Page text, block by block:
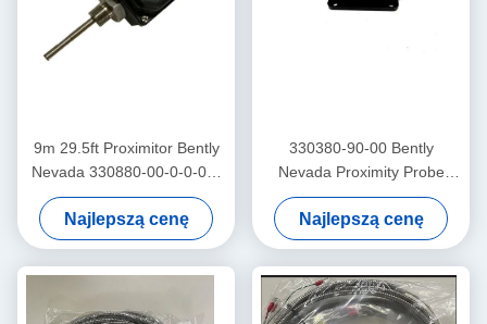
9m 29.5ft Proximitor Bently
Nevada 330880-00-0-0-03-
02 PROXPAC Proximity
Transducer
Najlepszą cenę
330380-90-00 Bently
Nevada Proximity Probe
3300 XL
Wysokotemperaturowy
czujnik bliskości
Najlepszą cenę